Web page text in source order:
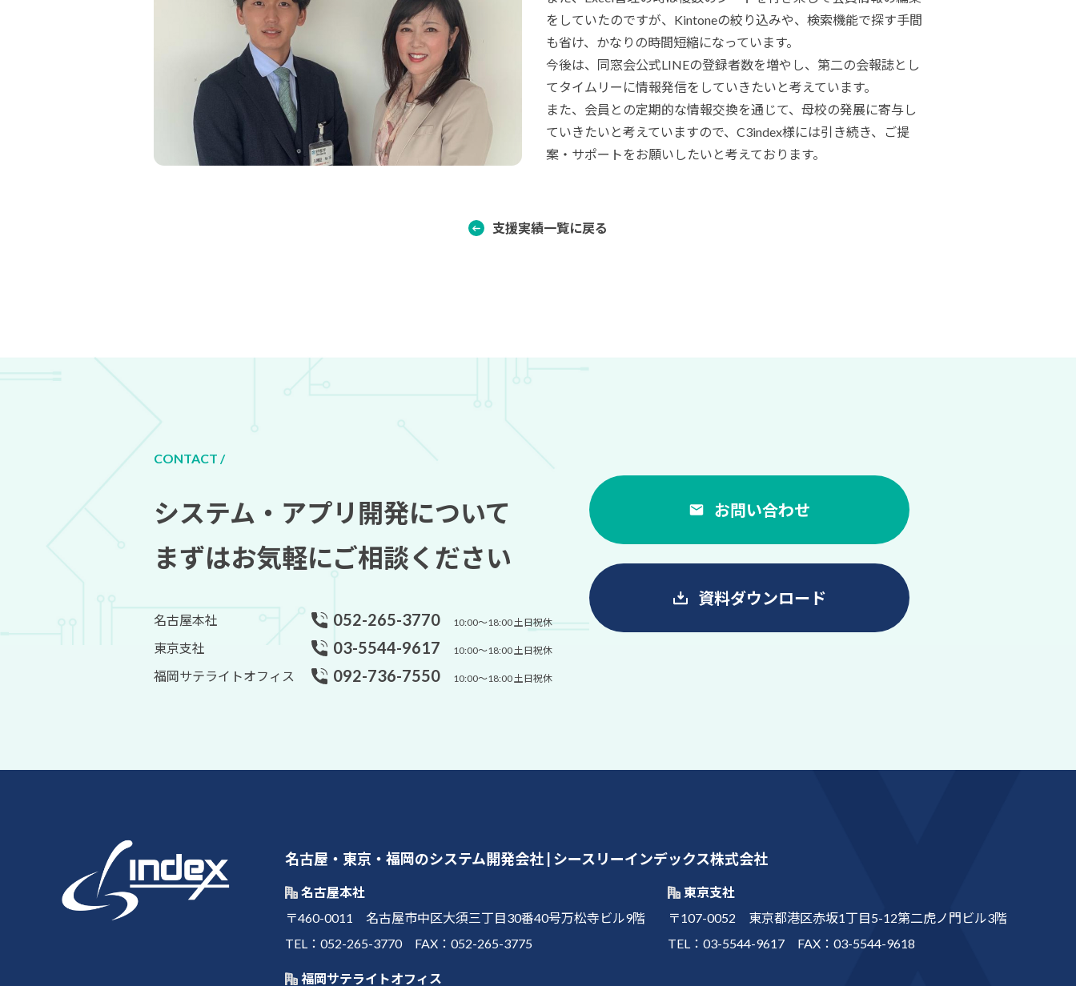
をしていたのですが、Kintoneの絞り込みや、検索機能で探す手間
も省け、かなりの時間短縮になっています。
今後は、同窓会公式LINEの登録者数を増やし、第二の会報誌とし
てタイムリーに情報発信をしていきたいと考えています。
また、会員との定期的な情報交換を通じて、母校の発展に寄与し
ていきたいと考えていますので、C3index様には引き続き、ご提
案・サポートをお願いしたいと考えております。
支援実績一覧に戻る
CONTACT /
システム・アプリ開発について
まずはお気軽にご相談ください
名古屋本社 052-265-3770 10:00～18:00 土日祝休
東京支社 03-5544-9617 10:00～18:00 土日祝休
福岡サテライトオフィス 092-736-7550 10:00～18:00 土日祝休
お問い合わせ
資料ダウンロード
名古屋・東京・福岡のシステム開発会社 | シースリーインデックス株式会社
名古屋本社
〒460-0011 名古屋市中区大須三丁目30番40号万松寺ビル9階
TEL：052-265-3770 FAX：052-265-3775
東京支社
〒107-0052 東京都港区赤坂1丁目5-12第二虎ノ門ビル3階
TEL：03-5544-9617 FAX：03-5544-9618
福岡サテライトオフィス